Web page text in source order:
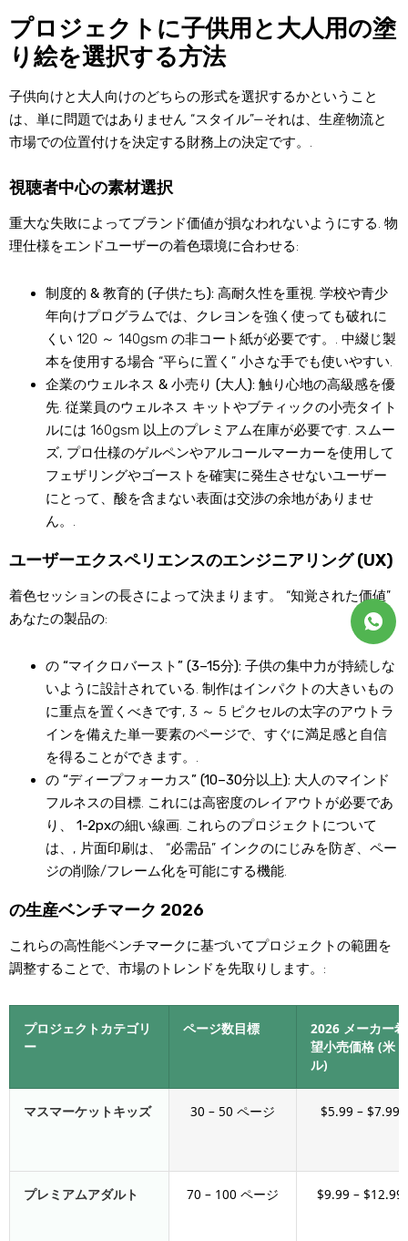
プロジェクトに子供用と大人用の塗
り絵を選択する方法
子供向けと大人向けのどちらの形式を選択するかということ
は、単に問題ではありません “スタイル”—それは、生産物流と
市場での位置付けを決定する財務上の決定です。.
視聴者中心の素材選択
重大な失敗によってブランド価値が損なわれないようにする. 物
理仕様をエンドユーザーの着色環境に合わせる:
制度的 & 教育的 (子供たち): 高耐久性を重視. 学校や青少
年向けプログラムでは、クレヨンを強く使っても破れに
くい 120 ～ 140gsm の非コート紙が必要です。. 中綴じ製
本を使用する場合 “平らに置く” 小さな手でも使いやすい.
企業のウェルネス & 小売り (大人): 触り心地の高級感を優
先. 従業員のウェルネス キットやブティックの小売タイト
ルには 160gsm 以上のプレミアム在庫が必要です. スムー
ズ, プロ仕様のゲルペンやアルコールマーカーを使用して
フェザリングやゴーストを確実に発生させないユーザー
にとって、酸を含まない表面は交渉の余地がありませ
ん。.
ユーザーエクスペリエンスのエンジニアリング (UX)
着色セッションの長さによって決まります。 “知覚された価値”
あなたの製品の:
の “マイクロバースト” (3–15分): 子供の集中力が持続しな
いように設計されている. 制作はインパクトの大きいもの
に重点を置くべきです, 3 ～ 5 ピクセルの太字のアウトラ
インを備えた単一要素のページで、すぐに満足感と自信
を得ることができます。.
の “ディープフォーカス” (10–30分以上): 大人のマインド
フルネスの目標. これには高密度のレイアウトが必要であ
り、 1-2pxの細い線画. これらのプロジェクトについて
は、, 片面印刷は、 “必需品” インクのにじみを防ぎ、ペー
ジの削除/フレーム化を可能にする機能.
の生産ベンチマーク 2026
これらの高性能ベンチマークに基づいてプロジェクトの範囲を
調整することで、市場のトレンドを先取りします。:
プロジェクトカテゴリ
ー
ページ数目標
2026 メーカー希
望小売価格 (米ド
ル)
マスマーケットキッズ 30 – 50 ページ $5.99 – $7.99
プレミアムアダルト 70 – 100 ページ $9.99 – $12.99